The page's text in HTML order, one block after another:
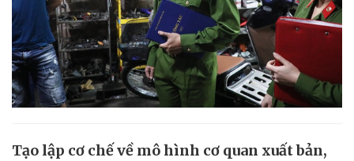
Tạo lập cơ chế về mô hình cơ quan xuất bản,